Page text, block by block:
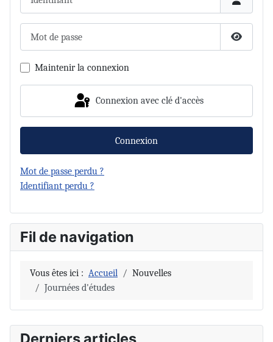
Afficher
Maintenir la connexion
Connexion avec clé d'accès
Connexion
Mot de passe perdu ?
Identifiant perdu ?
Fil de navigation
Vous êtes ici : Accueil
Nouvelles
Journées d'études